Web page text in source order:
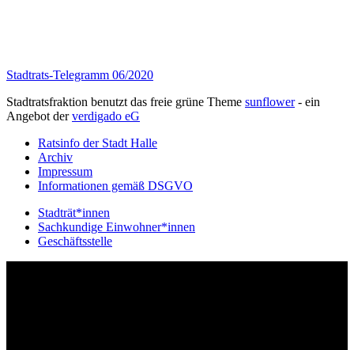
Stadtrats-Telegramm 06/2020
Stadtratsfraktion benutzt das freie grüne Theme sunflower‐ ein
Angebot derverdigado eG
Ratsinfo der Stadt Halle
Archiv
Impressum
Informationen gemäß DSGVO
Stadträt*innen
Sachkundige Einwohner*innen
Geschäftsstelle